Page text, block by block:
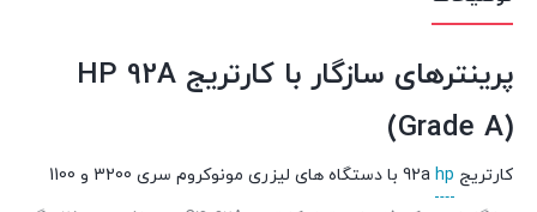
پرینترهای سازگار با کارتریج HP 92A
(Grade A)
کارتریج hp
92a با دستگاه های لیزری مونوکروم سری 3200 و 1100